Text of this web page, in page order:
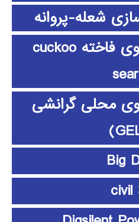
شعله-پروانه
الگوریتم جستجوی فاخته cuckoo
محلی گرانشی
Big
civil